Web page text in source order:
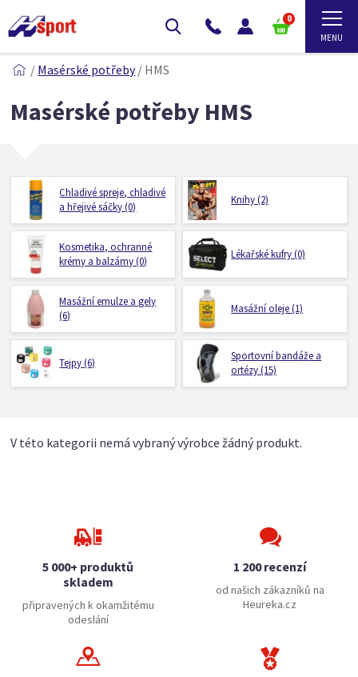
0
/ Masérské potřeby/ HMS
Masérské potřeby HMS
Chladivé spreje, chladivé
a hřejivé sáčky (0)
Knihy (2)
Kosmetika, ochranné
krémy a balzámy (0)
Lékařské kufry (0)
Masážní emulze a gely
(6)
Masážní oleje (1)
Tejpy (6)
Sportovní bandáže a
ortézy (15)
V této kategorii nemá vybraný výrobce žádný produkt.
5 000+ produktů
skladem
připravených k okamžitému
odeslání
1 200 recenzí
od našich zákazníků na
Heureka.cz